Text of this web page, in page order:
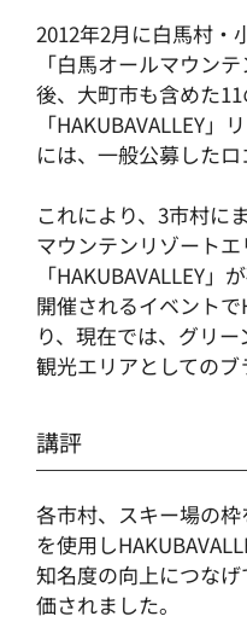
2012年2月に白馬村・
「白馬オールマウン
後、大町市も含めた
「HAKUBAVALLEY
には、一般公募したロ
これにより、3市村に
マウンテンリゾート
「HAKUBAVALLEY
開催されるイベントで
り、現在では、グリ
観光エリアとしてのブ
講評
各市村、スキー場の
を使用し
知名度の向上につな
価されました。